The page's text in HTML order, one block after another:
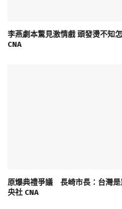
李燕劇本驚見激情戲 頭發燙不知
CNA
原爆典禮爭議 長崎市長：台灣
央社 CNA